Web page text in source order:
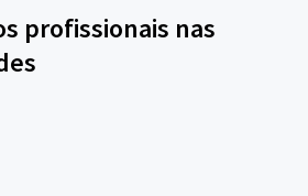
profissionais nas